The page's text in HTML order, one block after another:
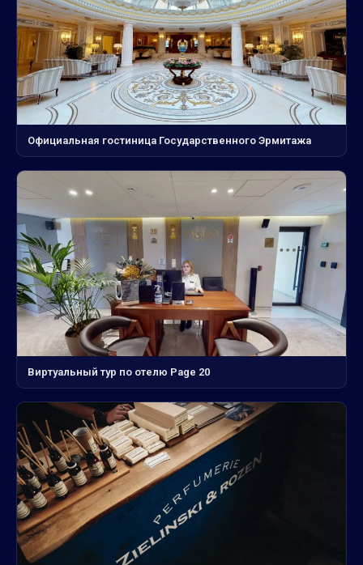
Официальная гостиница Государственного Эрмитажа
Виртуальный тур по отелю Page 20